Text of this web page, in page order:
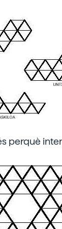
perquè